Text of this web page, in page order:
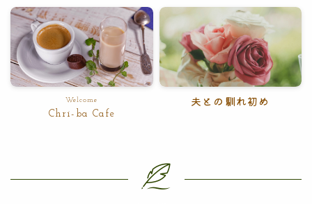
Welcome
Chri-ba Cafe
夫との馴れ初め